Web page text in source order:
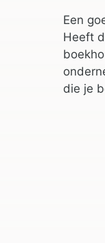
Een
Heeft
die je